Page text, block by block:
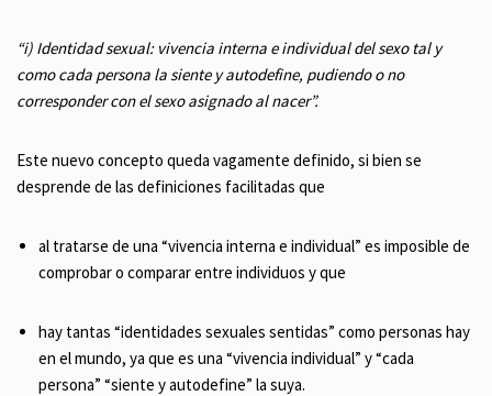
“i) Identidad sexual: vivencia interna e individual del sexo tal y
como cada persona la siente y autodefine, pudiendo o no
corresponder con el sexo asignado al nacer”.
Este nuevo concepto queda vagamente definido, si bien se
desprende de las definiciones facilitadas que
al tratarse de una “vivencia interna e individual” es imposible de
comprobar o comparar entre individuos y que
hay tantas “identidades sexuales sentidas” como personas hay
en el mundo, ya que es una “vivencia individual” y “cada
persona” “siente y autodefine” la suya.